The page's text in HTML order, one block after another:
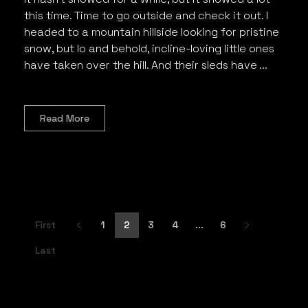
this time. Time to go outside and check it out. I
headed to a mountain hillside looking for pristine
snow, but lo and behold, incline-loving little ones
have taken over the hill. And their sleds have ...
Read More
First 1 2 3 4 ... 6
Last